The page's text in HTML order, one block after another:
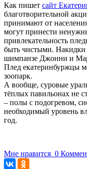
Как пишет сайт
благотворительной
принимают от
могут принести
привлекательность
быть чистыми. Накидки
шимпанзе Джонни и
Плед екатеринбуржцы
зоопарк.
А вообще, суровые
тёплых павильонах не
– полы с подогревом,
необходимый уровень
год.
Мне нравится 0